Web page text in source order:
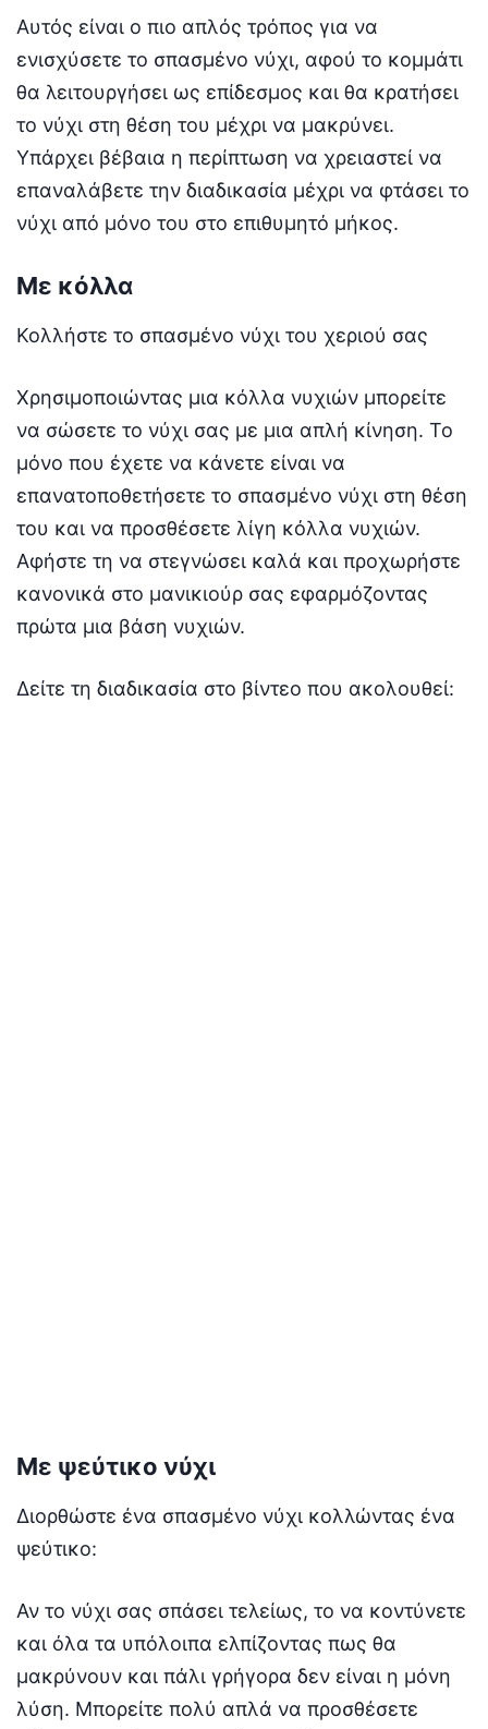
Αυτός είναι ο πιο απλός τρόπος για να
ενισχύσετε το σπασμένο νύχι, αφού το κομμάτι
θα λειτουργήσει ως επίδεσμος και θα κρατήσει
το νύχι στη θέση του μέχρι να μακρύνει.
Υπάρχει βέβαια η περίπτωση να χρειαστεί να
επαναλάβετε την διαδικασία μέχρι να φτάσει το
νύχι από μόνο του στο επιθυμητό μήκος.
Με κόλλα
Κολλήστε το σπασμένο νύχι του χεριού σας
Χρησιμοποιώντας μια κόλλα νυχιών μπορείτε
να σώσετε το νύχι σας με μια απλή κίνηση. Το
μόνο που έχετε να κάνετε είναι να
επανατοποθετήσετε το σπασμένο νύχι στη θέση
του και να προσθέσετε λίγη κόλλα νυχιών.
Αφήστε τη να στεγνώσει καλά και προχωρήστε
κανονικά στο μανικιούρ σας εφαρμόζοντας
πρώτα μια βάση νυχιών.
Δείτε τη διαδικασία στο βίντεο που ακολουθεί:
Με ψεύτικο νύχι
Διορθώστε ένα σπασμένο νύχι κολλώντας ένα
ψεύτικο:
Αν το νύχι σας σπάσει τελείως, το να κοντύνετε
και όλα τα υπόλοιπα ελπίζοντας πως θα
μακρύνουν και πάλι γρήγορα δεν είναι η μόνη
λύση. Μπορείτε πολύ απλά να προσθέσετε